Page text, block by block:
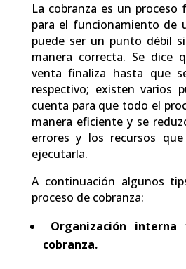
La cobranza es un proceso
para el funcionamiento de
puede ser un punto débil
manera correcta. Se dice
venta finaliza hasta que
respectivo; existen varios
cuenta para que todo el
manera eficiente y se
errores y los recursos
ejecutarla.
A continuación algunos
proceso de cobranza:
Organización
cobranza.